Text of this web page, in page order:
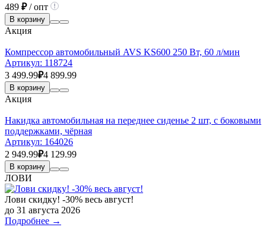
489 ₽/ опт
В корзину
Акция
Компрессор автомобильный AVS KS600 250 Вт, 60 л/мин
Артикул: 118724
3 499.99₽4 899.99
В корзину
Акция
Накидка автомобильная на переднее сиденье 2 шт, с боковыми
поддержками, чёрная
Артикул: 164026
2 949.99₽4 129.99
В корзину
ЛОВИ
Лови скидку! -30% весь август!
до 31 августа 2026
Подробнее →